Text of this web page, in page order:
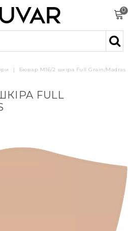
0
| Бювар М16/2 шкіра Full Grain/Madras
FULL